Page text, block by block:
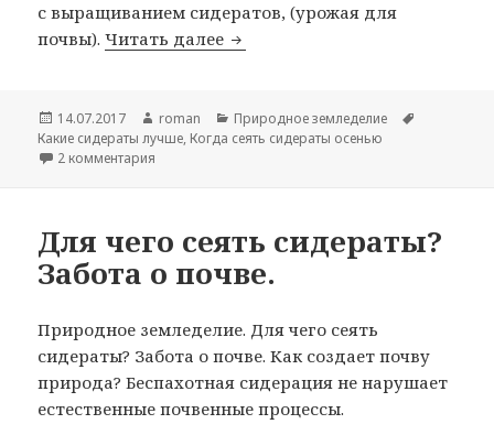
с выращиванием сидератов, (урожая для
почвы).Читать далее Когда сеять сидераты
Опубликовано
14.07.2017 Автор
roman Рубрики
Природное земледелие
Какие сидераты лучше, Когда сеять сидераты осенью
2 комментария
Для чего сеять сидераты?
Забота о почве.
Природное земледелие. Для чего сеять
сидераты? Забота о почве. Как создает почву
природа? Беспахотная сидерация не нарушает
естественные почвенные процессы.